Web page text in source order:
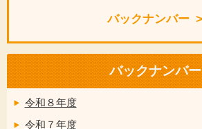
バックナンバー
バックナンバー
令和８年度
令和７年度